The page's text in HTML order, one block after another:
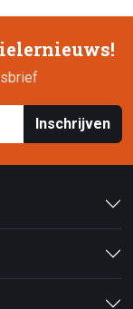
Inschrijven